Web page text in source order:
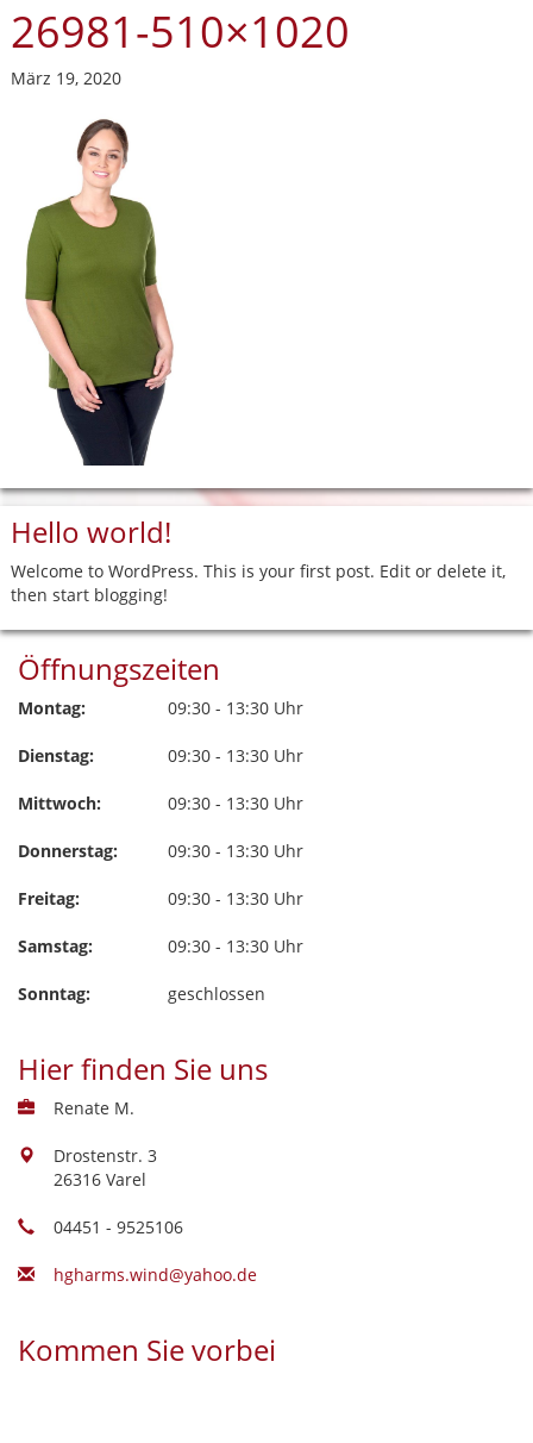
26981-510×1020
März 19, 2020
Hello world!
Welcome to WordPress. This is your first post. Edit or delete it,
then start blogging!
Öffnungszeiten
Montag: 09:30 - 13:30 Uhr
Dienstag: 09:30 - 13:30 Uhr
Mittwoch: 09:30 - 13:30 Uhr
Donnerstag: 09:30 - 13:30 Uhr
Freitag: 09:30 - 13:30 Uhr
Samstag: 09:30 - 13:30 Uhr
Sonntag: geschlossen
Hier finden Sie uns
Renate M.
Drostenstr. 3
26316 Varel
04451 - 9525106
hgharms.wind@yahoo.de
Kommen Sie vorbei